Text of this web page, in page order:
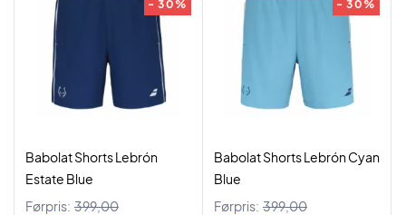
- 30%
Babolat Shorts Lebrón
Estate Blue
Førpris: 399,00
- 30%
Babolat Shorts Lebrón Cyan
Blue
Førpris: 399,00